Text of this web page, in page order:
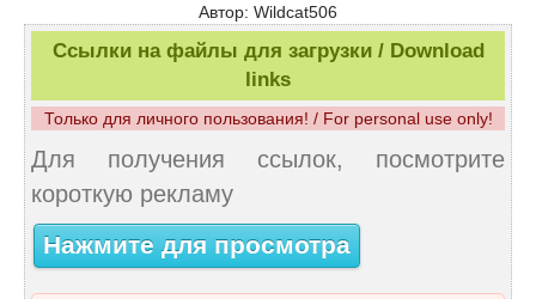
Автор: Wildcat506
Ссылки на файлы для загрузки / Download
links
Только для личного пользования! / For personal use only!
Для получения ссылок, посмотрите
короткую рекламу
Нажмите для просмотра